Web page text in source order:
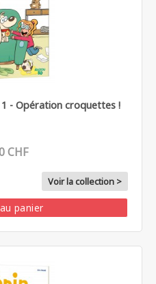
- Opération croquettes !
CHF
Voir la collection >
panier